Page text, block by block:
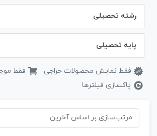
رشته تحصیلی
پایه تحصیلی
فقط نمایش محصولات حراجی
فقط
پاکسازی فیلترها
مرتب‌سازی بر اساس آخرین